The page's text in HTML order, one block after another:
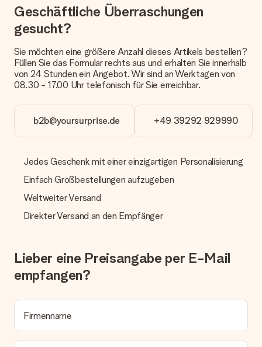
anbieten. Das Geschenk, das bestellt wird, wird als Paket oder
Päckchen versendet. Möchtest du wissen, ob es als Paket
oder Päckchen geliefert wird, kontaktiere bitte unseren
Zahlung
Wie kann ich meine Bestellung bezahlen?
mit normaler Überweisung, Sofortüberweisung, Paypal,
Kreditkarte oder auf Rechnung über Klarna. Bei einer
manuellen Überweisung verlängert sich die Lieferzeit des
Geschenks jedoch um 3 Werktage.
Geschenk empfangen
Was, wenn das Geschenk meine Erwartungen nicht
erfüllt?
Sollte das Geschenk wider Erwarten deine Erwartungen nicht
erfüllen, bitten wir dich, unseren Kundenservice zu
Wird die Rechnung mit der Bestellung mitverschickt?
Alle Lieferungen erfolgen ohne Rechnung und/oder
Lieferschein. Die Rechnung zu deiner Bestellung erhältst du
deinem MySurprise Account einsehen. Du kannst das
Geschenk also direkt beim Empfänger liefern lassen und es
Geschäftliche Überraschungen
gesucht?
Sie möchten eine größere Anzahl dieses Artikels bestellen?
Füllen Sie das Formular rechts aus und erhalten Sie innerhalb
von 24 Stunden ein Angebot. Wir sind an Werktagen von
08.30 - 17.00 Uhr telefonisch für Sie erreichbar.
b2b@yoursurprise.de +49 39292 929990
Jedes Geschenk mit einer einzigartigen Personalisierung
Einfach Großbestellungen aufzugeben
Weltweiter Versand
Direkter Versand an den Empfänger
Lieber eine Preisangabe per E-Mail
empfangen?
Firmenname